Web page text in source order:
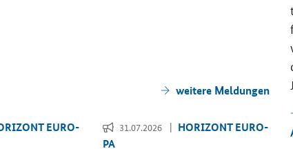
wei­te­re Mel­dun­gen
EU­RO­
31.07.2026
HO­RI­ZONT EU­RO­
PA